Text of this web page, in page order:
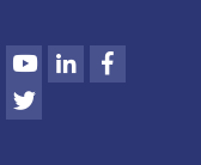
YoutubeLinkedIn